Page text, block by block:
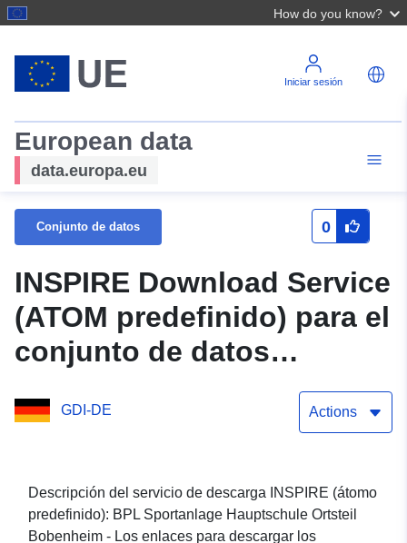
How do you know?
Iniciar sesión
European data
data.europa.eu
Conjunto de datos 0
INSPIRE Download Service
(ATOM predefinido) para el
conjunto de datos
Sportanlage Hauptschule
Ortsteil Bobenheim 2.
GDI-DE Actions
Descripción del servicio de descarga INSPIRE (átomo
predefinido): BPL Sportanlage Hauptschule Ortsteil
Bobenheim - Los enlaces para descargar los